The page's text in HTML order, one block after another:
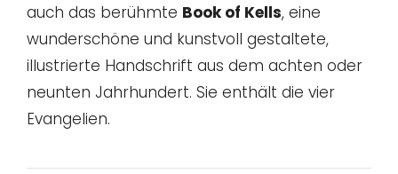
auch das berühmte Book of Kells, eine
wunderschöne und kunstvoll gestaltete,
illustrierte Handschrift aus dem achten oder
neunten Jahrhundert. Sie enthält die vier
Evangelien.